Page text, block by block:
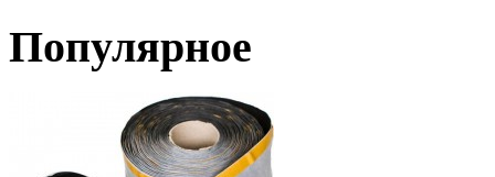
Популярное